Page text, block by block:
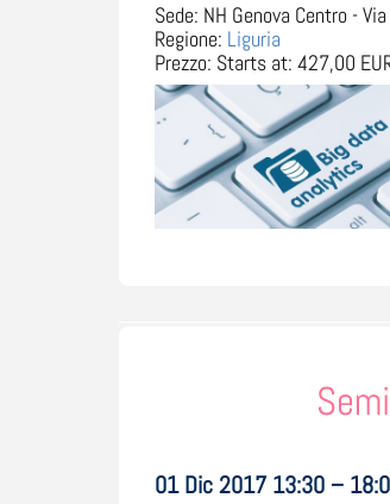
Sede: NH Genova Centro -
Regione: Liguria
Prezzo: Starts at: 427,00
01 Dic 2017 13:30 –